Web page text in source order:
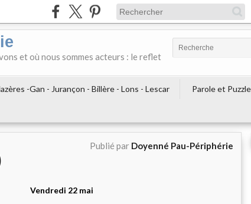
et où nous sommes acteurs : le reflet
-Gan - Jurançon - Billère - Lons - Lescar
Parole et Puzzle
Publié par Doyenné Pau-Périphérie
Vendredi 22 mai